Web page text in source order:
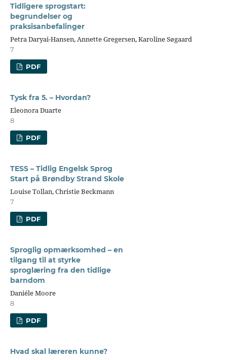
Tidligere sprogstart:
begrundelser og
praksisanbefalinger
Petra Daryai-Hansen, Annette Gregersen, Karoline Søgaard
7
PDF
Tysk fra 5. – Hvordan?
Eleonora Duarte
8
PDF
TESS – Tidlig Engelsk Sprog
Start på Brøndby Strand Skole
Louise Tollan, Christie Beckmann
7
PDF
Sproglig opmærksomhed – en
tilgang til at styrke
sproglæring fra den tidlige
barndom
Daniéle Moore
8
PDF
Hvad skal læreren kunne?